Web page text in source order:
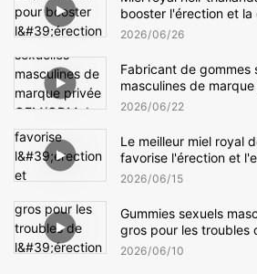
booster l'érection et
2026 06 26
Fabricant de gommes
masculines de
premier plan pour la
2026 06 22
Le meilleur miel royal
favorise l'érection et
masculines.
2026 06 15
Gummies sexuels
gros pour les troubles
l'amélioration de
2026 06 10